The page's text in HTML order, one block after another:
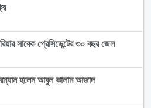
সাবেক প্রেসিডেন্টের ৩০ বছর জেল
হলেন আবুল কালাম আজাদ